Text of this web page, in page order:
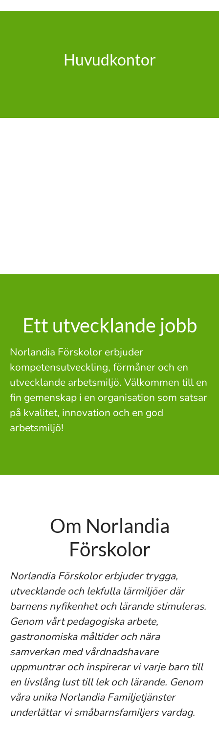
Huvudkontor
Ett utvecklande jobb
Norlandia Förskolor erbjuder
kompetensutveckling, förmåner och en
utvecklande arbetsmiljö. Välkommen till en
fin gemenskap i en organisation som satsar
på kvalitet, innovation och en god
arbetsmiljö!
Om Norlandia
Förskolor
Norlandia Förskolor erbjuder trygga,
utvecklande och lekfulla lärmiljöer där
barnens nyfikenhet och lärande stimuleras.
Genom vårt pedagogiska arbete,
gastronomiska måltider och nära
samverkan med vårdnadshavare
uppmuntrar och inspirerar vi varje barn till
en livslång lust till lek och lärande. Genom
våra unika Norlandia Familjetjänster
underlättar vi småbarnsfamiljers vardag.